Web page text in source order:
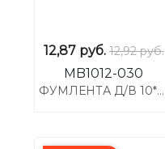
12,87 руб. 12,92 руб.
MB1012-030
ФУМЛЕНТА Д/В 10*12*0,75